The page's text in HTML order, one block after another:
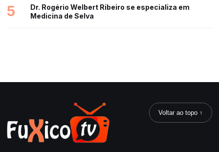
5
Dr. Rogério Welbert Ribeiro se especializa em
Medicina de Selva
Voltar ao topo ↑